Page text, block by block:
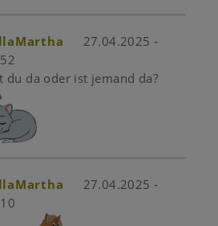
27.04.2025 -
du da oder ist jemand da?
27.04.2025 -